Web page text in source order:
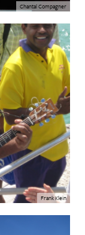
Chantal Compagner
Frank Klein